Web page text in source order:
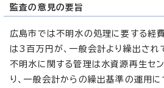
監査の意見の要旨
広島市では不明水の処理に要する経
は3百万円が、一般会計より繰出され
不明水に関する管理は水資源再生セ
り、一般会計からの繰出基準の運用